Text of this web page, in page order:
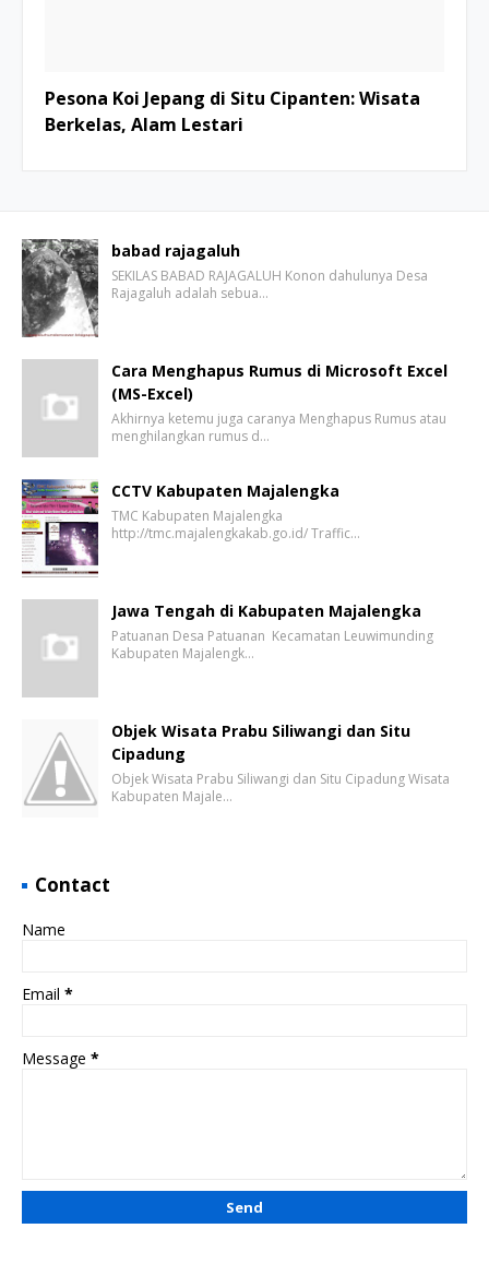
Pesona Koi Jepang di Situ Cipanten: Wisata
Berkelas, Alam Lestari
babad rajagaluh
SEKILAS BABAD RAJAGALUH Konon dahulunya Desa
Rajagaluh adalah sebua…
Cara Menghapus Rumus di Microsoft Excel
(MS-Excel)
Akhirnya ketemu juga caranya Menghapus Rumus atau
menghilangkan rumus d…
CCTV Kabupaten Majalengka
TMC Kabupaten Majalengka
http://tmc.majalengkakab.go.id/ Traffic…
Jawa Tengah di Kabupaten Majalengka
Patuanan Desa Patuanan Kecamatan Leuwimunding
Kabupaten Majalengk…
Objek Wisata Prabu Siliwangi dan Situ
Cipadung
Objek Wisata Prabu Siliwangi dan Situ Cipadung Wisata
Kabupaten Majale…
Contact
Name
Email *
Message *